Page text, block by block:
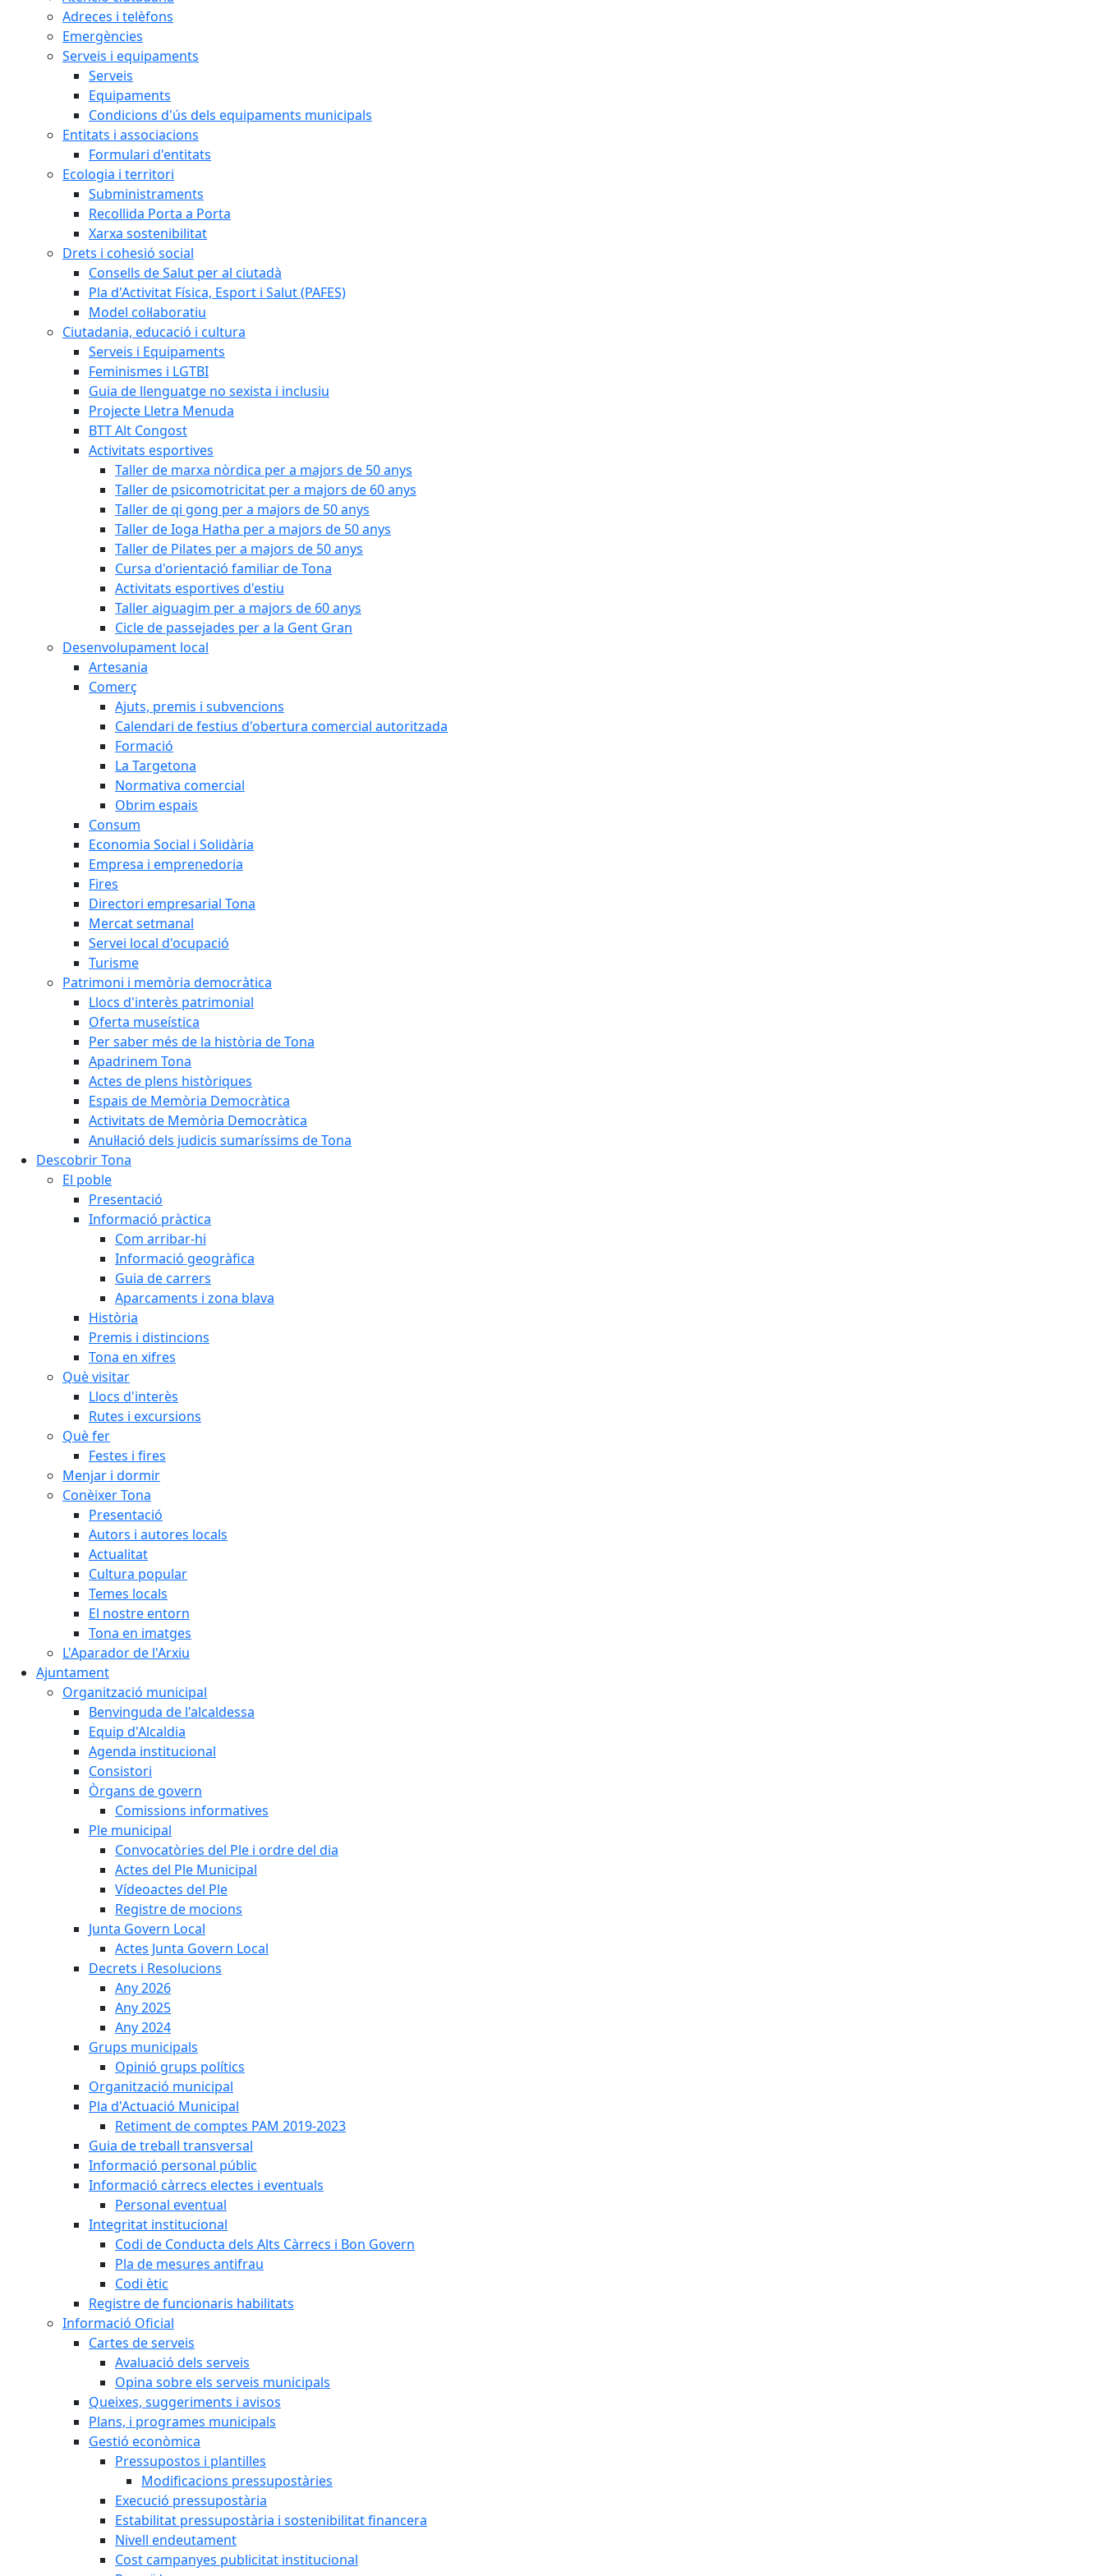
Adreces i telèfons
Emergències
Serveis i equipaments
Serveis
Equipaments
Condicions d'ús dels equipaments municipals
Entitats i associacions
Formulari d'entitats
Ecologia i territori
Subministraments
Recollida Porta a Porta
Xarxa sostenibilitat
Drets i cohesió social
Consells de Salut per al ciutadà
Pla d'Activitat Física, Esport i Salut (PAFES)
Model col·laboratiu
Ciutadania, educació i cultura
Serveis i Equipaments
Feminismes i LGTBI
Guia de llenguatge no sexista i inclusiu
Projecte Lletra Menuda
BTT Alt Congost
Activitats esportives
Taller de marxa nòrdica per a majors de 50 anys
Taller de psicomotricitat per a majors de 60 anys
Taller de qi gong per a majors de 50 anys
Taller de Ioga Hatha per a majors de 50 anys
Taller de Pilates per a majors de 50 anys
Cursa d'orientació familiar de Tona
Activitats esportives d'estiu
Taller aiguagim per a majors de 60 anys
Cicle de passejades per a la Gent Gran
Desenvolupament local
Artesania
Comerç
Ajuts, premis i subvencions
Calendari de festius d'obertura comercial autoritzada
Formació
La Targetona
Normativa comercial
Obrim espais
Consum
Economia Social i Solidària
Empresa i emprenedoria
Fires
Directori empresarial Tona
Mercat setmanal
Servei local d'ocupació
Turisme
Patrimoni i memòria democràtica
Llocs d'interès patrimonial
Oferta museística
Per saber més de la història de Tona
Apadrinem Tona
Actes de plens històriques
Espais de Memòria Democràtica
Activitats de Memòria Democràtica
Anul·lació dels judicis sumaríssims de Tona
Descobrir Tona
El poble
Presentació
Informació pràctica
Com arribar-hi
Informació geogràfica
Guia de carrers
Aparcaments i zona blava
Història
Premis i distincions
Tona en xifres
Què visitar
Llocs d'interès
Rutes i excursions
Què fer
Festes i fires
Menjar i dormir
Conèixer Tona
Presentació
Autors i autores locals
Actualitat
Cultura popular
Temes locals
El nostre entorn
Tona en imatges
L'Aparador de l'Arxiu
Ajuntament
Organització municipal
Benvinguda de l'alcaldessa
Equip d'Alcaldia
Agenda institucional
Consistori
Òrgans de govern
Comissions informatives
Ple municipal
Convocatòries del Ple i ordre del dia
Actes del Ple Municipal
Vídeoactes del Ple
Registre de mocions
Junta Govern Local
Actes Junta Govern Local
Decrets i Resolucions
Any 2026
Any 2025
Any 2024
Grups municipals
Opinió grups polítics
Organització municipal
Pla d'Actuació Municipal
Retiment de comptes PAM 2019-2023
Guia de treball transversal
Informació personal públic
Informació càrrecs electes i eventuals
Personal eventual
Integritat institucional
Codi de Conducta dels Alts Càrrecs i Bon Govern
Pla de mesures antifrau
Codi ètic
Registre de funcionaris habilitats
Informació Oficial
Cartes de serveis
Avaluació dels serveis
Opina sobre els serveis municipals
Queixes, suggeriments i avisos
Plans, i programes municipals
Gestió econòmica
Pressupostos i plantilles
Modificacions pressupostàries
Execució pressupostària
Estabilitat pressupostària i sostenibilitat financera
Nivell endeutament
Cost campanyes publicitat institucional